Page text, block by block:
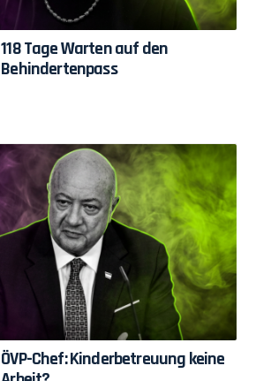
118 Tage Warten auf den
Behindertenpass
ÖVP-Chef: Kinderbetreuung keine